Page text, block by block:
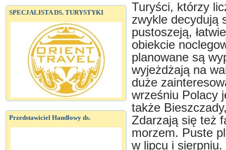
SPECJALISTA DS. TURYSTYKI
Przedstawiciel Handlowy ds.
Turyści, którzy
zwykle decydują
pustoszeją,
obiekcie
planowane są
wyjeżdżają na
duże
wrześniu Polacy
także
Zdarzają się też
morzem. Puste
w lipcu i